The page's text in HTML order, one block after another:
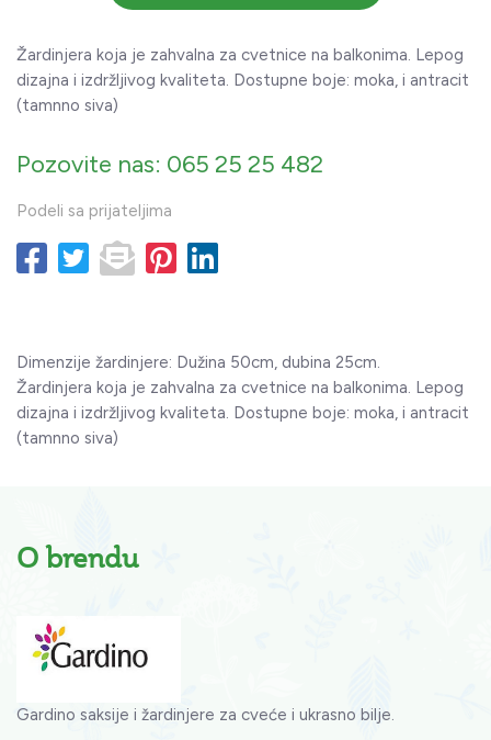
Žardinjera koja je zahvalna za cvetnice na balkonima. Lepog
dizajna i izdržljivog kvaliteta. Dostupne boje: moka, i antracit
(tamnno siva)
Pozovite nas: 065 25 25 482
Podeli sa prijateljima
Dimenzije žardinjere: Dužina 50cm, dubina 25cm.
Žardinjera koja je zahvalna za cvetnice na balkonima. Lepog
dizajna i izdržljivog kvaliteta. Dostupne boje: moka, i antracit
(tamnno siva)
O brendu
Gardino saksije i žardinjere za cveće i ukrasno bilje.